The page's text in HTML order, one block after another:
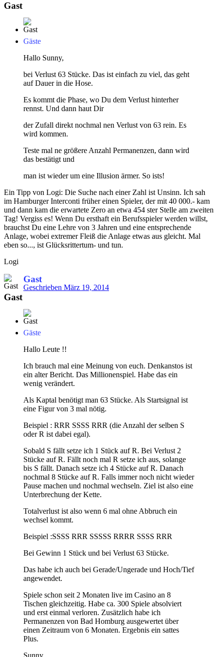
Gast
Gäste
Hallo Sunny,
bei Verlust 63 Stücke. Das ist einfach zu viel, das geht
auf Dauer in die Hose.
Es kommt die Phase, wo Du dem Verlust hinterher
rennst. Und dann haut Dir
der Zufall direkt nochmal nen Verlust von 63 rein. Es
wird kommen.
Teste mal ne größere Anzahl Permanenzen, dann wird
das bestätigt und
man ist wieder um eine Illusion ärmer. So ists!
Ein Tipp von Logi: Die Suche nach einer Zahl ist Unsinn. Ich sah
im Hamburger Interconti früher einen Spieler, der mit 40 000.- kam
und dann kam die erwartete Zero an etwa 454 ster Stelle am zweiten
Tag! Vergiss es! Wenn Du ersthaft ein Berufsspieler werden willst,
brauchst Du eine Lehre von 3 Jahren und eine entsprechende
Anlage, wobei extremer Fleiß die Anlage etwas aus gleicht. Mal
eben so..., ist Glücksrittertum- und tun.
Logi
Gast
Geschrieben März 19, 2014
Gast
Gäste
Hallo Leute !!
Ich brauch mal eine Meinung von euch. Denkanstos ist
ein alter Bericht. Das Millionenspiel. Habe das ein
wenig verändert.
Als Kaptal benötigt man 63 Stücke. Als Startsignal ist
eine Figur von 3 mal nötig.
Beispiel : RRR SSSS RRR (die Anzahl der selben S
oder R ist dabei egal).
Sobald S fällt setze ich 1 Stück auf R. Bei Verlust 2
Stücke auf R. Fällt noch mal R setze ich aus, solange
bis S fällt. Danach setze ich 4 Stücke auf R. Danach
nochmal 8 Stücke auf R. Falls immer noch nicht wieder
Pause machen und nochmal wechseln. Ziel ist also eine
Unterbrechung der Kette.
Totalverlust ist also wenn 6 mal ohne Abbruch ein
wechsel kommt.
Beispiel :SSSS RRR SSSSS RRRR SSSS RRR
Bei Gewinn 1 Stück und bei Verlust 63 Stücke.
Das habe ich auch bei Gerade/Ungerade und Hoch/Tief
angewendet.
Spiele schon seit 2 Monaten live im Casino an 8
Tischen gleichzeitig. Habe ca. 300 Spiele absolviert
und erst einmal verloren. Zusätzlich habe ich
Permanenzen von Bad Homburg ausgewertet über
einen Zeitraum von 6 Monaten. Ergebnis ein sattes
Plus.